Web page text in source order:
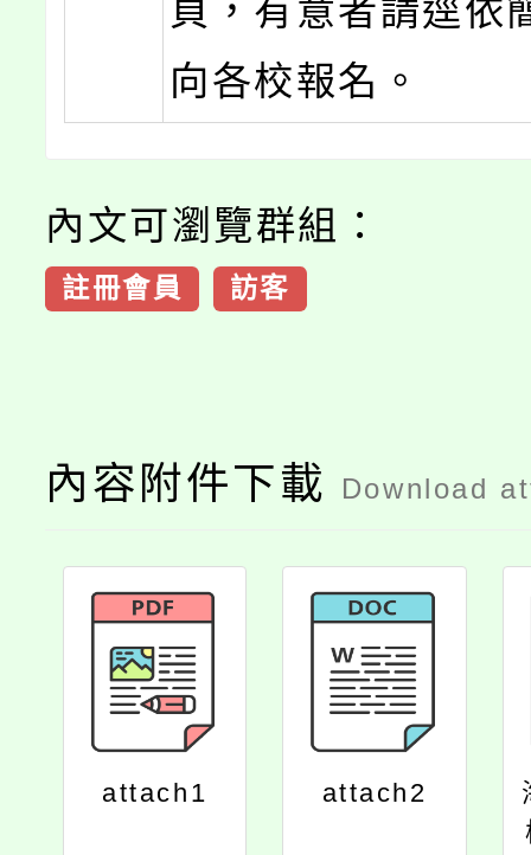
頁，有意者請逕依
向各校報名。
內文可瀏覽群組：
註冊會員 訪客
內容附件下載 Download
attach1 attach2